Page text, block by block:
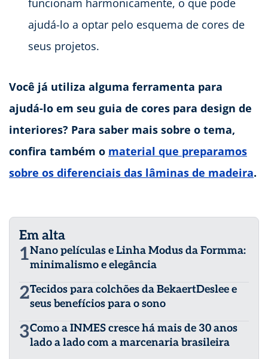
funcionam harmonicamente, o que pode
ajudá-lo a optar pelo esquema de cores de
seus projetos.
Você já utiliza alguma ferramenta para
ajudá-lo em seu guia de cores para design de
interiores? Para saber mais sobre o tema,
confira também o material que preparamos
sobre os diferenciais das lâminas de madeira.
Em alta
1Nano películas e Linha Modus da Formma:
minimalismo e elegância
2Tecidos para colchões da BekaertDeslee e
seus benefícios para o sono
3Como a INMES cresce há mais de 30 anos
lado a lado com a marcenaria brasileira